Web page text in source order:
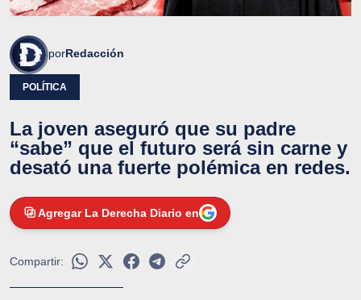
porRedacción
POLÍTICA
La joven aseguró que su padre
“sabe” que el futuro será sin carne y
desató una fuerte polémica en redes.
Agregar La Derecha Diario en
Compartir: